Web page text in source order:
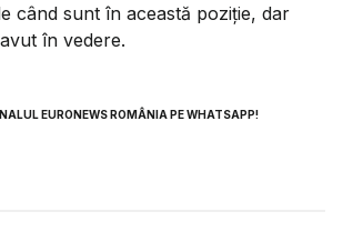
când sunt în această poziție, dar
în vedere.
EURONEWS ROMÂNIA PE WHATSAPP!